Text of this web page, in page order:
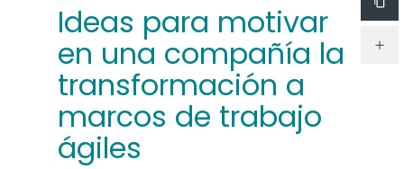
Ideas para motivar
en una compañía la
transformación a
marcos de trabajo
ágiles